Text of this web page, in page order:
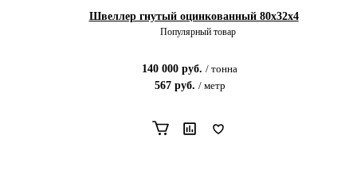
Швеллер гнутый оцинкованный 80х32х4
Популярный товар
140 000 руб. / тонна
567руб. / метр